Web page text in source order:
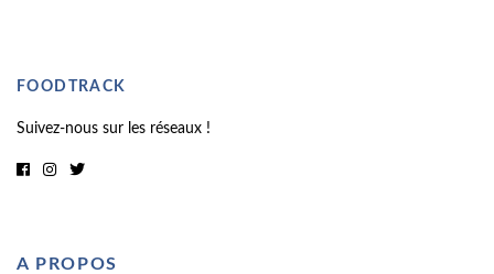
FOODTRACK
Suivez-nous sur les réseaux !
A PROPOS